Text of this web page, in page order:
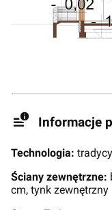
Informacje
Technologia:
Ściany zewnętrzne:
cm, tynk zewnętrzny